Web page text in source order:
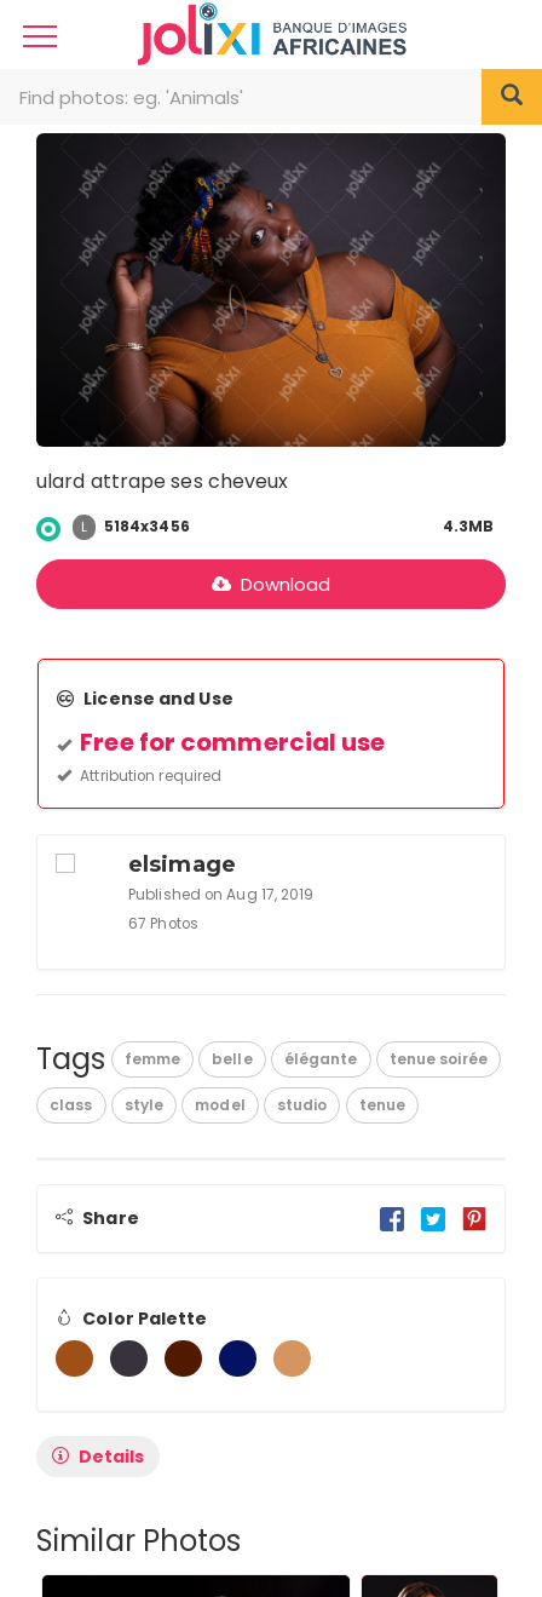
ulard attrape ses cheveux
L 5184x3456 4.3MB
Download
License and Use
Free for commercial use
Attribution required
elsimage
Published on Aug 17, 2019
67 Photos
Tags femme belle élégante tenue soirée
class style model studio tenue
Share
Color Palette
Details
Similar Photos